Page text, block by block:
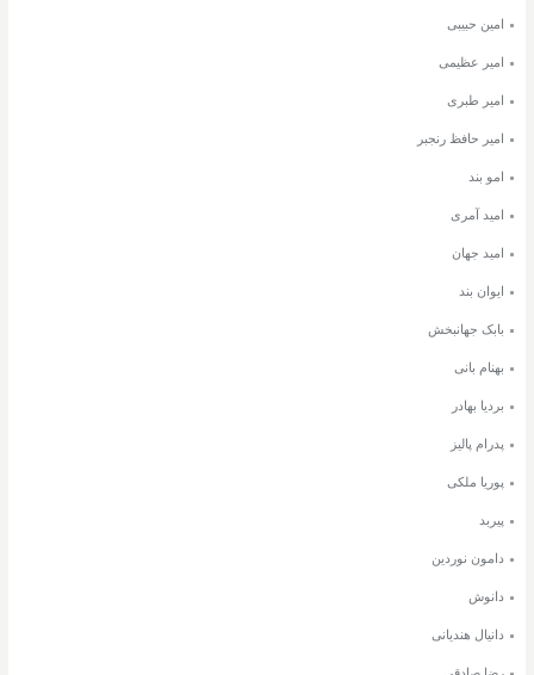
امین حبیبی
امیر عظیمی
امیر طبری
امیر حافظ رنجبر
امو بند
امید آمری
امید جهان
ایوان بند
بابک جهانبخش
بهنام بانی
بردیا بهادر
پدرام پالیز
پوریا ملکی
پیربد
دامون نوردین
دانوش
دانیال هندیانی